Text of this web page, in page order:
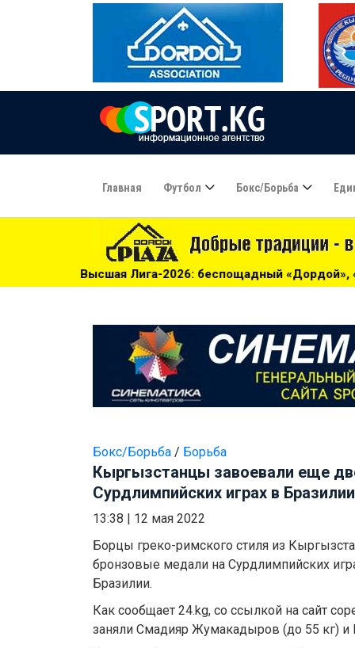
Главная Футбол Бокс/борьба
2026: беспощадный «Дордой», «Алга» проиграла
Бокс/Борьба / Борьба
Кыргызстанцы завоевали еще
Сурдлимпийских играх в Бразилии
13:38
12 мая 2022
Борцы греко-римского стиля из
бронзовые медали на Сурдлимпийских
Бразилии.
Как сообщает 24.kg, со ссылкой на сайт
заняли Смадияр Жумакадыров (до 55 кг) и